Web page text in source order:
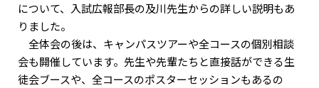
について、入試広報部長の及川先生からの詳しい説明もあ
りました。
全体会の後は、キャンパスツアーや全コースの個別相談
会も開催しています。先生や先輩たちと直接話ができる生
徒会ブースや、全コースのポスターセッションもあるの